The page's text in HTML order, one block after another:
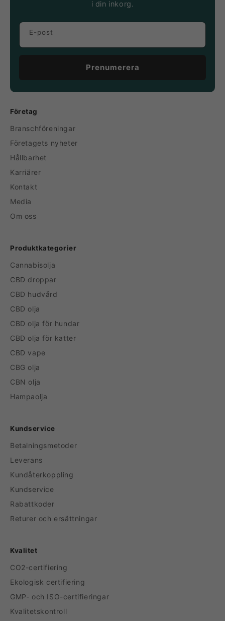
i din inkorg.
E-post
Prenumerera
Företag
Branschföreningar
Företagets nyheter
Hållbarhet
Karriärer
Kontakt
Media
Om oss
Produktkategorier
Cannabisolja
CBD droppar
CBD hudvård
CBD olja
CBD olja för hundar
CBD olja för katter
CBD vape
CBG olja
CBN olja
Hampaolja
Kundservice
Betalningsmetoder
Leverans
Kundåterkoppling
Kundservice
Rabattkoder
Returer och ersättningar
Kvalitet
CO2-certifiering
Ekologisk certifiering
GMP- och ISO-certifieringar
Kvalitetskontroll